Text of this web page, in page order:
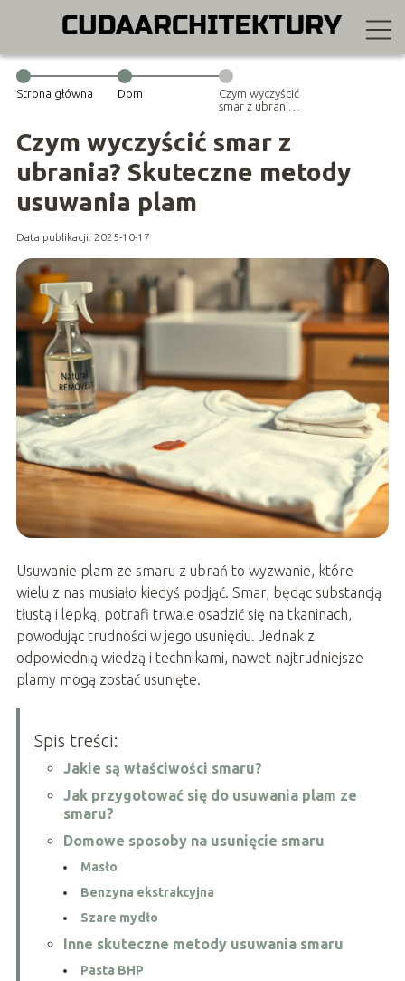
Strona główna Dom
Czym wyczyścić
smar z ubrania?
usuwania plam
Czym wyczyścić smar z
ubrania? Skuteczne metody
usuwania plam
Data publikacji: 2025-10-17
Usuwanie plam ze smaru z ubrań to wyzwanie, które
wielu z nas musiało kiedyś podjąć. Smar, będąc substancją
tłustą i lepką, potrafi trwale osadzić się na tkaninach,
powodując trudności w jego usunięciu. Jednak z
odpowiednią wiedzą i technikami, nawet najtrudniejsze
plamy mogą zostać usunięte.
Spis treści:
Jakie są właściwości smaru?
Jak przygotować się do usuwania plam ze
smaru?
Domowe sposoby na usunięcie smaru
Masło
Benzyna ekstrakcyjna
Szare mydło
Inne skuteczne metody usuwania smaru
Pasta BHP